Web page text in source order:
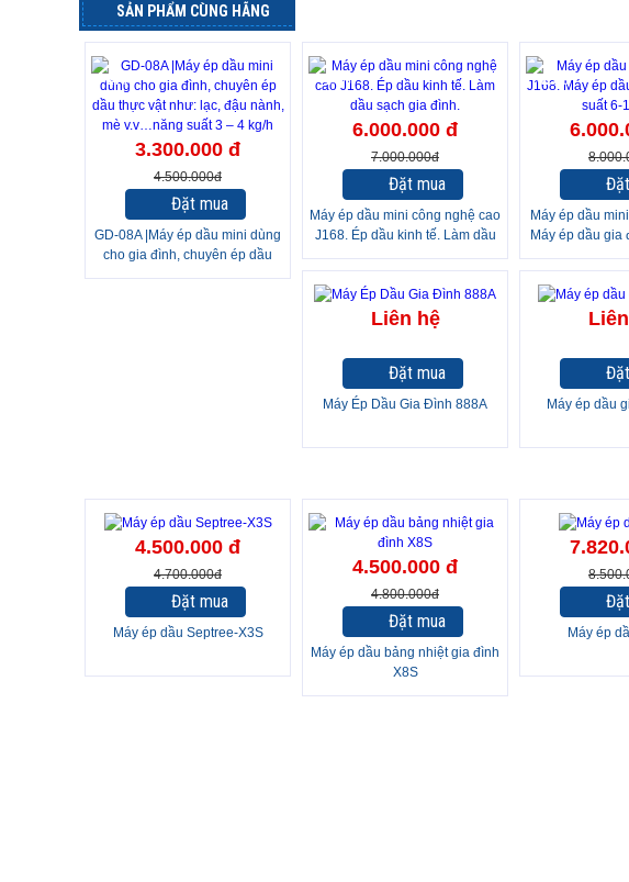
SẢN PHẨM CÙNG HÃNG
-27%
3.300.000 đ
4.500.000đ
Đặt mua
GD-08A |Máy ép dầu mini dùng
cho gia đình, chuyên ép dầu
thực vật như: lạc, đậu nành, mè
-14%
6.000.000 đ
7.000.000đ
Đặt mua
Máy ép dầu mini công nghệ cao
J168. Ép dầu kinh tế. Làm dầu
sạch gia đình.
-25%
Máy ép dầu
Máy ép dầu gia
6-
Liên hệ
Đặt mua
Máy Ép Dầu Gia Đình 888A Máy ép dầu
4.500.000 đ
4.700.000đ
Đặt mua
Máy ép dầu Septree-X3S
4.500.000 đ
4.800.000đ
Đặt mua
Máy ép dầu bảng nhiệt gia đình
X8S
Máy ép